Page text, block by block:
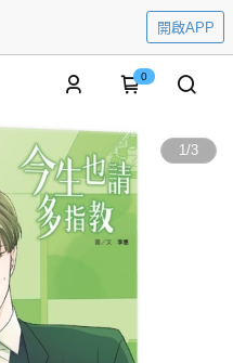
開啟APP
0
1/3